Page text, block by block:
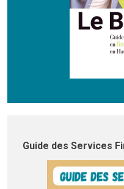
Guide des Services